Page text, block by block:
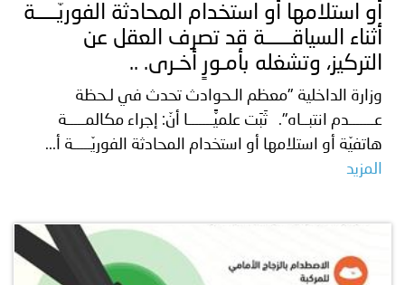
أو استلامها أو استخدام المحادثة الفوريّـــــة
أثناء السياقــــــة قد تصرف العقل عن
التركيز، وتشغله بأمـورٍ أخـرى. ..
وزارة الداخلية "معظم الـحوادث تحدث في لـحظة
عـــــــدم انتبــاه". ثَبَت علميًّـــــــا أنّ: إجراء مكالمـــــة
هاتفيّة أو استلامها أو استخدام المحادثة الفوريّـــــة أ...
المزيد